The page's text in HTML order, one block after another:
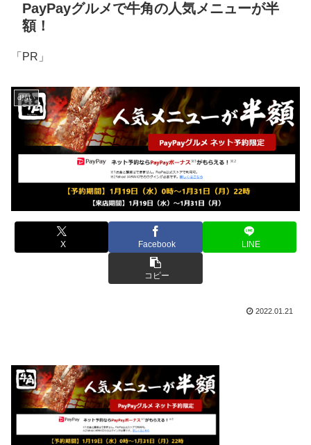
PayPayグルメで牛角の人気メニューが半
額！
「PR」
d払い
X Facebook LINE
コピー
2022.01.21